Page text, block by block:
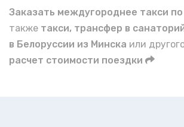
Заказать междугороднее такси
также такси, трансфер в
в Белоруссии из Минска или
расчет стоимости поездки